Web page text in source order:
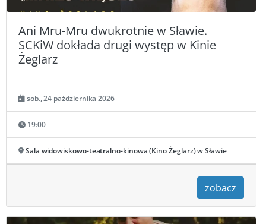
Ani Mru-Mru dwukrotnie w Sławie.
SCKiW dokłada drugi występ w Kinie
Żeglarz
sob., 24 października 2026
19:00
Sala widowiskowo-teatralno-kinowa (Kino Żeglarz) w Sławie
zobacz